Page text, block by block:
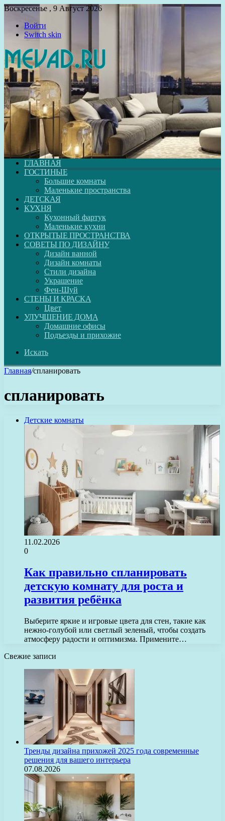
Воскресенье , 9 Август 2026
Войти
Switch skin
ГЛАВНАЯ
ГОСТИНЫЕ
Большие комнаты
Маленькие пространства
ДЕТСКАЯ
КУХНЯ
Кухонный фартук
Маленькие кухни
ОТКРЫТЫЕ ПРОСТРАНСТВА
СОВЕТЫ ПО ДИЗАЙНУ
Дизайн ванной
Дизайн комнаты
Стили дизайна
Украшение
Фен-Шуй
СТЕНЫ И КРАСКА
Цвет
УЛУЧШЕНИЕ ДОМА
Домашние офисы
Подъезды и прихожие
Искать
Главная/спланировать
спланировать
Детские комнаты
11.02.2026
0
Как правильно спланировать
детскую комнату для роста и
развития ребёнка
Выберите яркие и игровые цвета для стен, такие как
нежно-голубой или светлый зеленый, чтобы создать
атмосферу радости и оптимизма. Примените…
Свежие записи
Тренды дизайна прихожей 2025 года современные
решения для вашего интерьера
07.08.2026